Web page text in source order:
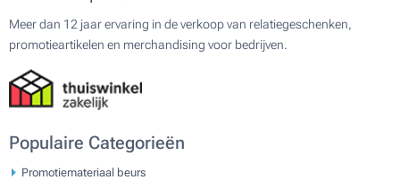
Meer dan 12 jaar ervaring in de verkoop van relatiegeschenken,
promotieartikelen en merchandising voor bedrijven.
Populaire Categorieën
Promotiemateriaal beurs